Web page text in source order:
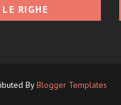
RIGHE
ByBlogger Templates